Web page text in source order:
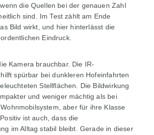
die Quellen bei der genauen Zahl
sind. Im Test zählt am Ende
Bild wirkt, und hier hinterlässt die
Eindruck.
Kamera brauchbar. Die IR-
spürbar bei dunkleren Hofeinfahrten
Stellflächen. Die Bildwirkung
und weniger mächtig als bei
aber für ihre Klasse
ist auch, dass die
im Alltag stabil bleibt. Gerade in dieser